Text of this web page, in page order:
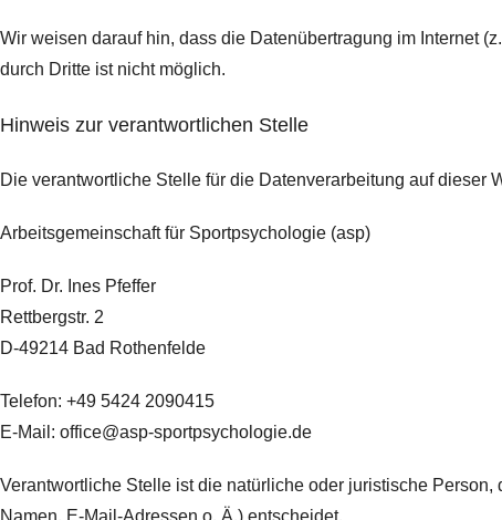
Wir weisen darauf hin, dass die Datenübertragung im Internet
durch Dritte ist nicht möglich.
Hinweis zur verantwortlichen Stelle
Die verantwortliche Stelle für die Datenverarbeitung auf dieser
Arbeitsgemeinschaft für Sportpsychologie (asp)
Prof. Dr. Ines Pfeffer
Rettbergstr. 2
D-49214 Bad Rothenfelde
Telefon: +49 5424 2090415
E-Mail: office@asp-sportpsychologie.de
Verantwortliche Stelle ist die natürliche oder juristische
Namen, E-Mail-Adressen o. Ä.) entscheidet.